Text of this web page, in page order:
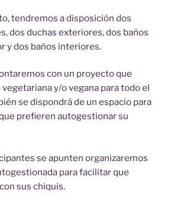
tendremos a disposición dos
dos duchas exteriores, dos baños
y dos baños interiores.
con un proyecto que
y/o vegana para todo el
se dispondrá de un espacio para
prefieren autogestionar su
se apunten organizaremos
para facilitar que
sus chiquis.